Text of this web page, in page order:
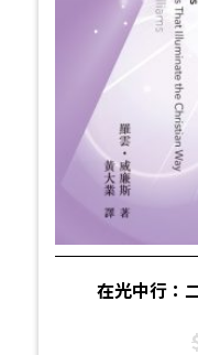
在光中行：